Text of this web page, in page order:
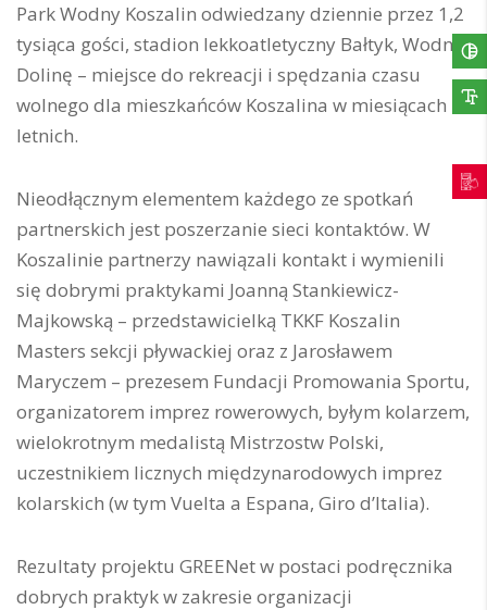
Park Wodny Koszalin odwiedzany dziennie przez 1,2
tysiąca gości, stadion lekkoatletyczny Bałtyk, Wodną
Dolinę – miejsce do rekreacji i spędzania czasu
wolnego dla mieszkańców Koszalina w miesiącach
letnich.
Nieodłącznym elementem każdego ze spotkań
partnerskich jest poszerzanie sieci kontaktów. W
Koszalinie partnerzy nawiązali kontakt i wymienili
się dobrymi praktykami Joanną Stankiewicz-
Majkowską – przedstawicielką TKKF Koszalin
Masters sekcji pływackiej oraz z Jarosławem
Maryczem – prezesem Fundacji Promowania Sportu,
organizatorem imprez rowerowych, byłym kolarzem,
wielokrotnym medalistą Mistrzostw Polski,
uczestnikiem licznych międzynarodowych imprez
kolarskich (w tym Vuelta a Espana, Giro d’Italia).
Rezultaty projektu GREENet w postaci podręcznika
dobrych praktyk w zakresie organizacji